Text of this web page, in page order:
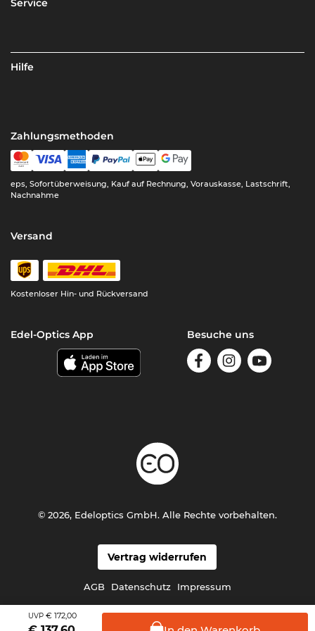
UVP € 172,00
Hilfe
Zahlungsmethoden
eps, Sofortüberweisung, Kauf auf Rechnung, Vorauskasse, Lastschrift,
Nachnahme
Versand
Kostenloser Hin- und Rückversand
Edel-Optics App Besuche uns
Vertrag widerrufen
AGB Datenschutz Impressum
© 2026, Edeloptics GmbH. Alle Rechte vorbehalten.